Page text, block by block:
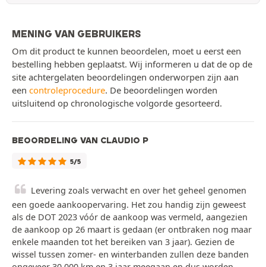
MENING VAN GEBRUIKERS
Om dit product te kunnen beoordelen, moet u eerst een
bestelling hebben geplaatst. Wij informeren u dat de op de
site achtergelaten beoordelingen onderworpen zijn aan
een controleprocedure. De beoordelingen worden
uitsluitend op chronologische volgorde gesorteerd.
BEOORDELING VAN CLAUDIO P
5/5
Levering zoals verwacht en over het geheel genomen
een goede aankoopervaring. Het zou handig zijn geweest
als de DOT 2023 vóór de aankoop was vermeld, aangezien
de aankoop op 26 maart is gedaan (er ontbraken nog maar
enkele maanden tot het bereiken van 3 jaar). Gezien de
wissel tussen zomer- en winterbanden zullen deze banden